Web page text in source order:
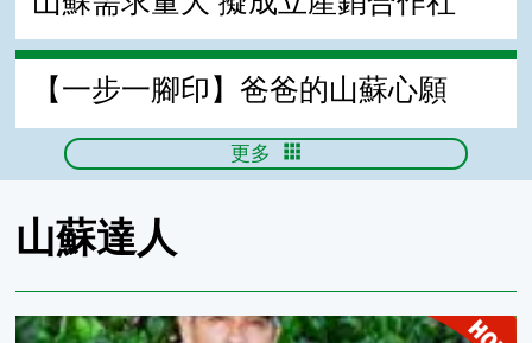
【一步一腳印】爸爸的山蘇心願
更多
山蘇達人
曹又文達人